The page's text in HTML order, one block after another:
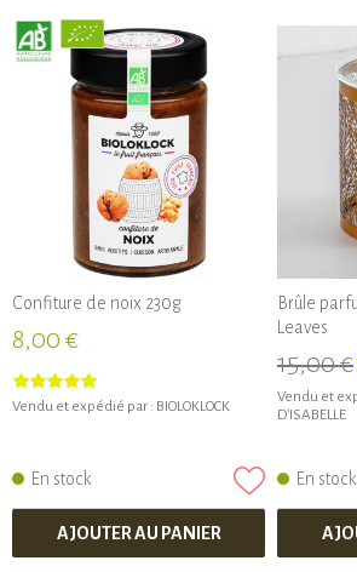
Confiture de noix 230g
8,00 €
Vendu et expédié par : BIOLOKLOCK
En stock
AJOUTER AU PANIER
Brûle
Leaves
15,00 €
Vendu et
D'ISABELLE
En stock